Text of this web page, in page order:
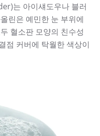
는 아이섀도우나 블러
린은 예민한 눈 부위에
혈소판 모양의 친수성
점 커버에 탁월한 색상이